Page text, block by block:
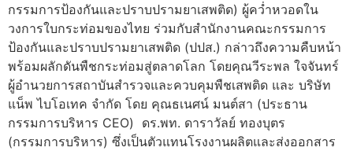
กรรมการป้องกันและปราบปรามยาเสพติด) ผู้คว่ำหวอดใน
วงการใบกระท่อมของไทย ร่วมกับสำนักงานคณะกรรมการ
ป้องกันและปราบปรามยาเสพติด (ปปส.) กล่าวถึงความคืบหน้า
พร้อมผลักดันพืชกระท่อมสู่ตลาดโลก โดยคุณวีระพล ใจจันทร์
ผู้อำนวยการสถาบันสำรวจและควบคุมพืชเสพติด และ บริษัท
แน็พ ไบโอเทค จำกัด โดย คุณธเนศน์ มนต์สา (ประธาน
กรรมการบริหาร CEO) ดร.พท. ดาราวัลย์ ทองบุตร
(กรรมการบริหาร) ซึ่งเป็นตัวแทนโรงงานผลิตและส่งออกสาร